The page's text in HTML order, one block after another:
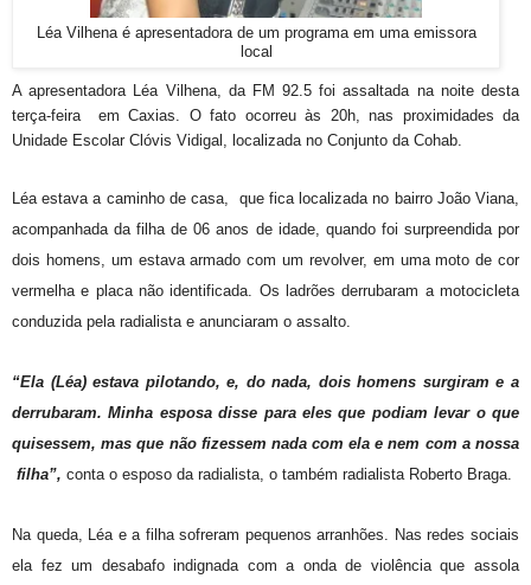
Léa Vilhena é apresentadora de um programa em uma emissora
local
A apresentadora Léa Vilhena, daFM 92.5 foi assaltada na noite desta
terça-feira em Caxias. O fato ocorreu às 20h, nas proximidades da
Unidade Escolar Clóvis Vidigal, localizada no Conjunto da Cohab.
Léa estava a caminho de casa, que fica localizada no bairro João Viana,
acompanhada da filha de 06 anos de idade, quando foi surpreendida por
dois homens, um estava armado com um revolver, em uma moto de cor
vermelha e placa não identificada. Os ladrões derrubaram a motocicleta
conduzida pela radialista e anunciaram o assalto.
“Ela (Léa) estava pilotando, e, do nada, dois homens surgiram e a
derrubaram. Minha esposa disse para eles que podiam levar o que
quisessem, mas que não fizessem nada com ela e nem com a nossa
filha”, conta o esposo da radialista, o também radialista Roberto Braga.
Na queda, Léa e a filha sofreram pequenos arranhões. Nas redes sociais
ela fez um desabafo indignada com a onda de violência que assola